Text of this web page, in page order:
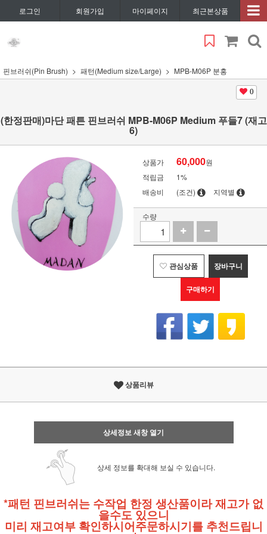
로그인 회원가입 마이페이지 최근본상품
핀브러쉬(Pin Brush) 패턴(Medium size/Large) MPB-M06P 분홍
0
(한정판매)마단 패튼 핀브러쉬 MPB-M06P Medium 푸들7 (재고
6)
상품가 60,000원
적립금
1%
배송비
(조건) 지역별
수량
관심상품 장바구니
구매하기
상품리뷰
상세정보 새창 열기
상세 정보를 확대해 보실 수 있습니다.
*패턴 핀브러쉬는 수작업 한정 생산품이라 재고가 없
을수도 있으니
미리 재고여부 확인하시어주문하시기를 추천드립니